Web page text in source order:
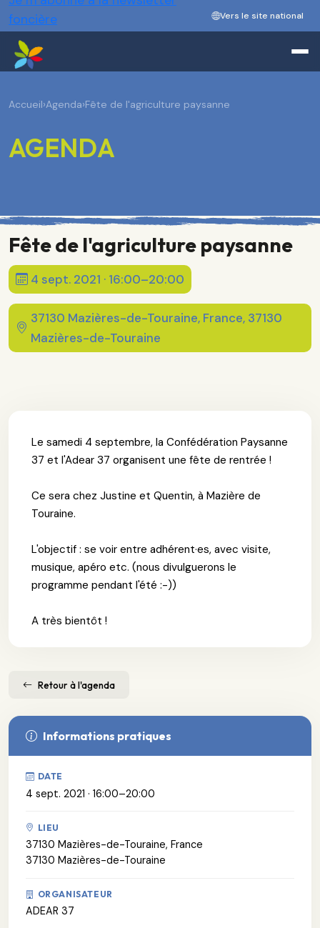
foncière
Vers le site national
Accueil›Agenda›Fête de l'agriculture paysanne
AGENDA
Fête de l'agriculture paysanne
4 sept. 2021 · 16:00–20:00
37130 Mazières-de-Touraine, France, 37130
Mazières-de-Touraine
Le samedi 4 septembre, la Confédération Paysanne
37 et l'Adear 37 organisent une fête de rentrée !
Ce sera chez Justine et Quentin, à Mazière de
Touraine.
L'objectif : se voir entre adhérent·es, avec visite,
musique, apéro etc. (nous divulguerons le
programme pendant l'été :-))
A très bientôt !
Retour à l'agenda
Informations pratiques
DATE
4 sept. 2021 · 16:00–20:00
LIEU
37130 Mazières-de-Touraine, France
37130 Mazières-de-Touraine
ORGANISATEUR
ADEAR 37